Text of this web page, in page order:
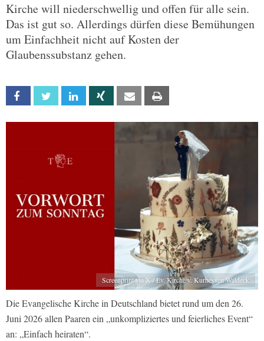
Kirche will niederschwellig und offen für alle sein.
Das ist gut so. Allerdings dürfen diese Bemühungen
um Einfachheit nicht auf Kosten der
Glaubenssubstanz gehen.
Facebook Twitter Linkedin Xing Email
Screenprint via X / Ev. Kirche v. Kurhessen Waldeck
Die Evangelische Kirche in Deutschland bietet rund um den 26.
Juni 2026 allen Paaren ein „unkompliziertes und feierliches Event“
an: „Einfach heiraten“.